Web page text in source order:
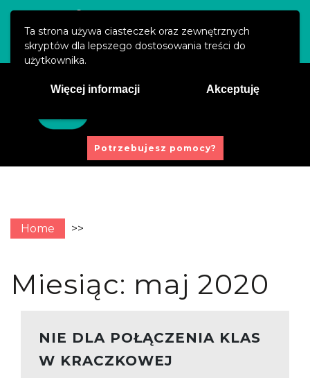
Ta strona używa ciasteczek oraz zewnętrznych
skryptów dla lepszego dostosowania treści do
użytkownika.
Więcej informacji Akceptuję
kontakt@prawaucznia.pl
Potrzebujesz pomocy?
Home >>
Miesiąc: maj 2020
NIE DLA POŁĄCZENIA KLAS
W KRACZKOWEJ